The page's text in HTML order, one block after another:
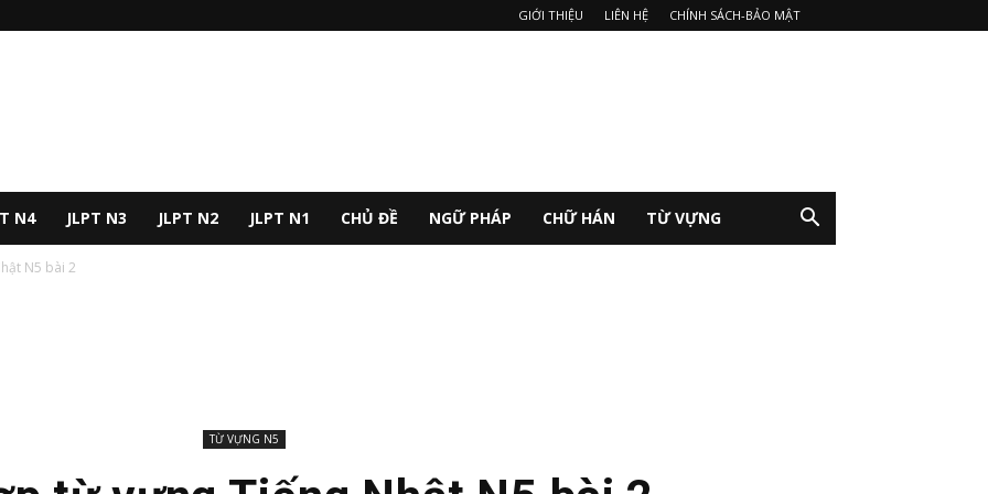
GIỚI THIỆU LIÊN HỆ CHÍNH SÁCH-BẢO MẬT
N4 JLPT N3 JLPT N2 JLPT N1 CHỦ ĐỀ NGỮ PHÁP CHỮ HÁN TỪ VỰNG
N5 bài 2
TỪ VỰNG N5